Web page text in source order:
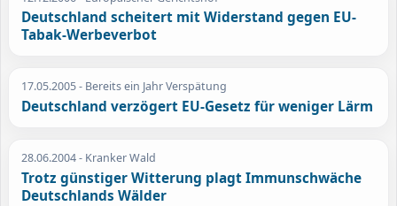
Deutschland scheitert mit Widerstand gegen EU-
Tabak-Werbeverbot
17.05.2005- Bereits ein Jahr Verspätung
Deutschland verzögert EU-Gesetz für weniger Lärm
28.06.2004- Kranker Wald
Trotz günstiger Witterung plagt Immunschwäche
Deutschlands Wälder